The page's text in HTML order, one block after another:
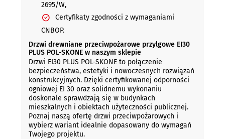
2695/W,
Certyfikaty zgodności z wymaganiami
CNBOP.
Drzwi drewniane przeciwpożarowe przylgowe EI30
PLUS POL-SKONE w naszym sklepie
Drzwi EI30 PLUS POL-SKONE to połączenie
bezpieczeństwa, estetyki i nowoczesnych rozwiązań
konstrukcyjnych. Dzięki certyfikowanej odporności
ogniowej EI 30 oraz solidnemu wykonaniu
doskonale sprawdzają się w budynkach
mieszkalnych i obiektach użyteczności publicznej.
Poznaj naszą ofertę drzwi przeciwpożarowych i
wybierz wariant idealnie dopasowany do wymagań
Twojego projektu.